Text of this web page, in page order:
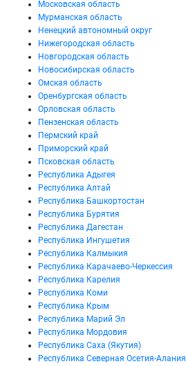
Московская область
Мурманская область
Ненецкий автономный округ
Нижегородская область
Новгородская область
Новосибирская область
Омская область
Оренбургская область
Орловская область
Пензенская область
Пермский край
Приморский край
Псковская область
Республика Адыгея
Республика Алтай
Республика Башкортостан
Республика Бурятия
Республика Дагестан
Республика Ингушетия
Республика Калмыкия
Республика Карачаево-Черкессия
Республика Карелия
Республика Коми
Республика Крым
Республика Марий Эл
Республика Мордовия
Республика Саха (Якутия)
Республика Северная Осетия-Алания